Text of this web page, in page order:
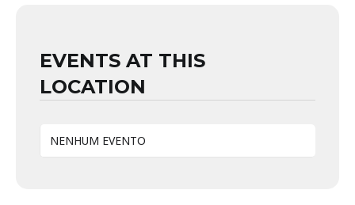
EVENTS AT THIS
LOCATION
NENHUM EVENTO